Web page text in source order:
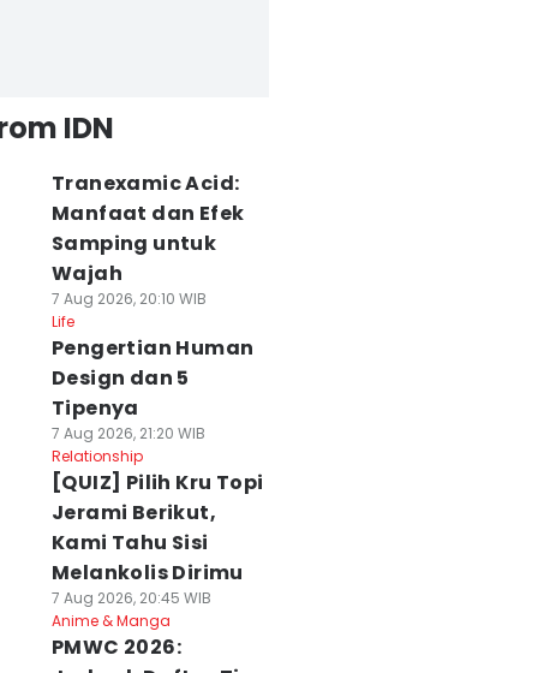
IDN
Tranexamic Acid:
Manfaat dan Efek
Samping untuk
Wajah
7 Aug 2026, 20:10 WIB
Life
Pengertian Human
Design dan 5
Tipenya
7 Aug 2026, 21:20 WIB
Relationship
[QUIZ] Pilih Kru Topi
Jerami Berikut,
Kami Tahu Sisi
Melankolis Dirimu
7 Aug 2026, 20:45 WIB
Anime & Manga
PMWC 2026: